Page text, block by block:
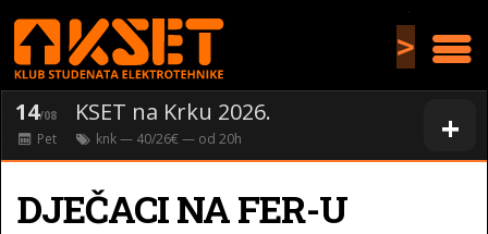
>
+
14/08 KSET na Krku 2026.
Pet knk— 40/26€ — od 20h
DJEČACI NA FER-U